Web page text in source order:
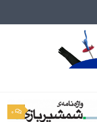
0